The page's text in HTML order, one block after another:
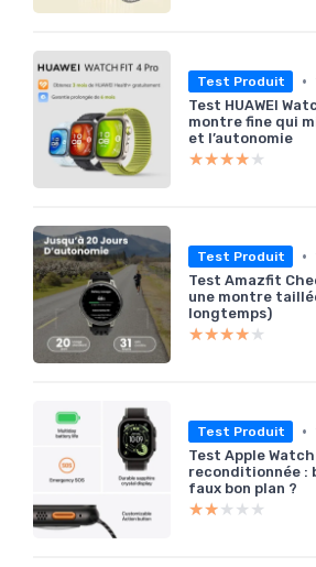
Test Produit •
Test HUAWEI
montre fine qui
et l’autonomie
★★★★★
★★★★★
Test Produit •
Test Amazfit
une montre
longtemps)
★★★★★
★★★★★
Test Produit •
Test Apple
reconditionnée :
faux bon plan ?
★★★★★
★★★★★